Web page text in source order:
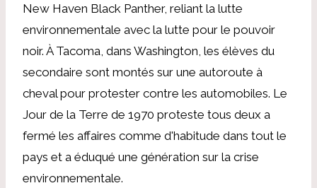
New Haven Black Panther, reliant la lutte
environnementale avec la lutte pour le pouvoir
noir. À Tacoma, dans Washington, les élèves du
secondaire sont montés sur une autoroute à
cheval pour protester contre les automobiles. Le
Jour de la Terre de 1970 proteste tous deux a
fermé les affaires comme d'habitude dans tout le
pays et a éduqué une génération sur la crise
environnementale.